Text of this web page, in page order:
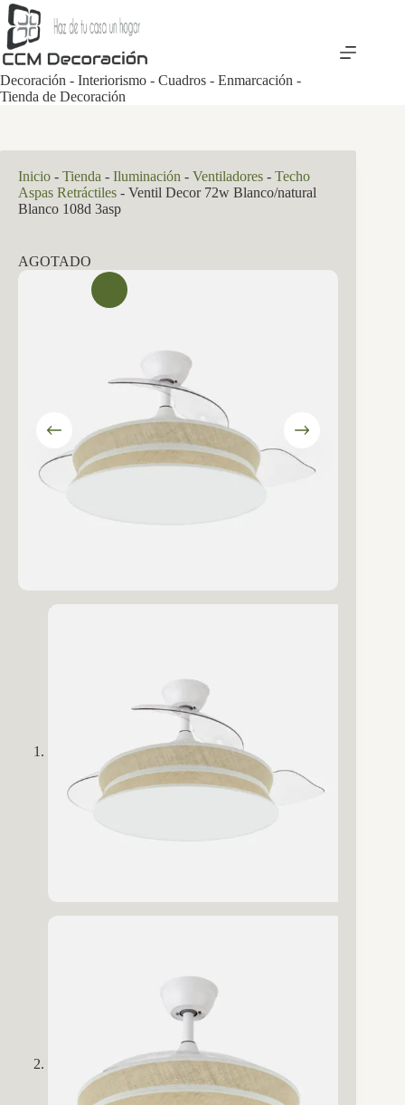
Saltar
al
contenido
Decoración - Interiorismo - Cuadros - Enmarcación -
Tienda de Decoración
Inicio - Tienda - Iluminación - Ventiladores - Techo
Aspas Retráctiles - Ventil Decor 72w Blanco/natural
Blanco 108d 3asp
AGOTADO